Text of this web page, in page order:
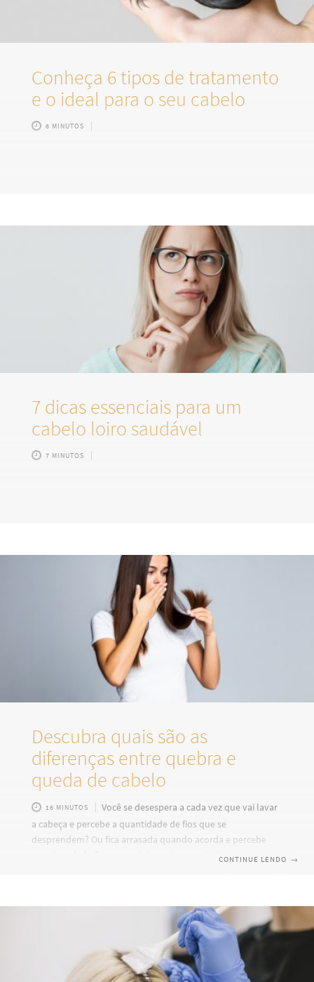
Conheça 6 tipos de tratamento
e o ideal para o seu cabelo
6 MINUTOS
7 dicas essenciais para um
cabelo loiro saudável
7 MINUTOS
Descubra quais são as
diferenças entre quebra e
queda de cabelo
16 MINUTOS
Você se desespera a cada vez que vai lavar
a cabeça e percebe a quantidade de fios que se
desprendem? Ou fica arrasada quando acorda e percebe
quanto cabelo ficou para trás no travesseiro?
demandar um cuidado diferente e especial. Esse artigo vai
diferenciar quebra e queda de cabelo e te ensinar a lidar
CONTINUE LENDO →